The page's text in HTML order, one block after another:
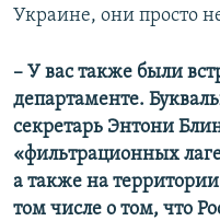
Украине, они просто
– У вас также были
департаменте.
секретарь Энтони
«фильтрационных
а также на
том числе о том, что